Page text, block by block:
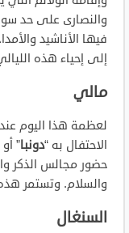
والنصارى على حد
فيها الأناشيد
إلى إحياء هذه
مالي
لعظمة هذا اليوم
الاحتفال به “دونبا”
حضور مجالس الذكر
والسلام. وتستمر هذه
السنغال